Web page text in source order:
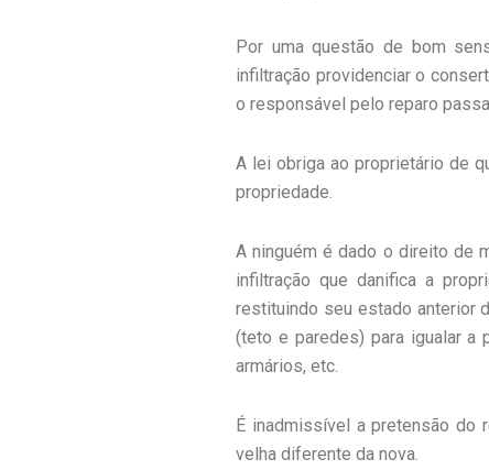
Por uma questão de bom
infiltração providenciar o
o responsável pelo reparo
A lei obriga ao proprietário de
propriedade.
A ninguém é dado o direito de
infiltração que danifica a
restituindo seu estado anterior
(teto e paredes) para igualar a
armários, etc.
É inadmissível a pretensão do
velha diferente da nova.